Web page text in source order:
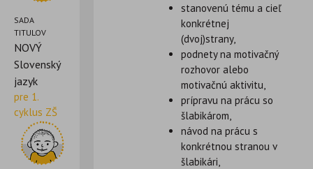
SADA
TITULOV
NOVÝ
Slovenský
jazyk
pre 1.
cyklus ZŠ
stanovenú tému a cieľ
konkrétnej
(dvoj)strany,
podnety na motivačný
rozhovor alebo
motivačnú aktivitu,
prípravu na prácu so
šlabikárom,
návod na prácu s
konkrétnou stranou v
šlabikári,